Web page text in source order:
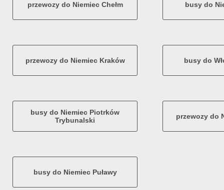
przewozy do Niemiec Chełm busy do
przewozy do Niemiec Kraków busy do
busy do Niemiec Piotrków
Trybunalski
przewozy do
busy do Niemiec Puławy